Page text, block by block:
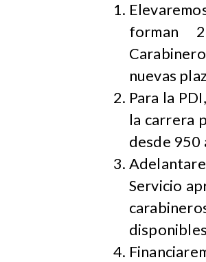
forman
nuevas
Para la
la carrera
desde 950
Servicio